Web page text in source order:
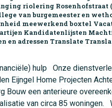
riolering Rosenhofstraat
van burgemeester en
meewerkend boxtel
Kandidatenlijsten
en adressen Translate
content\u0022\u003E\n \u003Cdiv id=\u0022popup-logo\u0022 class=\u0022eu-cookie-compliance-logo-wrapper\u0022\u003E\n \u003Cimg src=\u0022\/themes\/custom\/eindhoven\/img\/logos\/boxtel.svg\u0022 alt=\u0022Boxtel\u0022 class=\u0022eu-cookie-compliance-logo\u0022 \/\u003E\n \u003C\/div\u003E\n\n \u003Cdiv id=\u0022popup-buttons\u0022 class=\u0022eu-cookie-compliance-buttons\u0022\u003E\n \u003Cbutton type=\u0022button\u0022 class=\u0022agree-button eu-cookie-compliance-default-button\u0022\u003ESluiten\u003C\/button\u003E\n \u003C\/div\u003E\n\n \u003Cdiv id=\u0022popup-text\u0022 class=\u0022eu-cookie-compliance-message\u0022\u003E\n \n \u003Cbutton type=\u0022button\u0022 class=\u0022find-more-button eu-cookie-compliance-more-button\u0022\u003EMeer informatie\u003C\/button\u003E\n \u003C\/div\u003E\n\n \u003C\/div\u003E\n\u003C\/div\u003E","mobile_breakpoint":768,"popup_html_agreed":false,"popup_use_bare_css":true,"popup_height":"auto","popup_width":"100%","popup_delay":1000,"popup_link":"\/cookies","popup_link_new_window":true,"popup_position":true,"fixed_top_position":true,"popup_language":"nl","store_consent":false,"better_support_for_screen_readers":true,"cookie_name":"","reload_page":false,"domain":"","domain_all_sites":false,"popup_eu_only_js":false,"cookie_lifetime":100,"cookie_session":0,"disagree_do_not_show_popup":false,"method":"default","whitelisted_cookies":"","withdraw_markup":"\u003Cbutton type=\u0022button\u0022 class=\u0022eu-cookie-withdraw-tab\u0022\u003EPrivacy-instellingen\u003C\/button\u003E\n\u003Cdiv class=\u0022eu-cookie-withdraw-banner\u0022\u003E\n \u003Cdiv class=\u0022popup-content info eu-cookie-compliance-content\u0022\u003E\n \u003Cdiv id=\u0022popup-text\u0022 class=\u0022eu-cookie-compliance-message\u0022\u003E\n \u003Ch2\u003EWe use cookies on this site to enhance your user experience\u003C\/h2\u003E\u003Cp\u003EYou have given your consent for us to set cookies.\u003C\/p\u003E\n \u003C\/